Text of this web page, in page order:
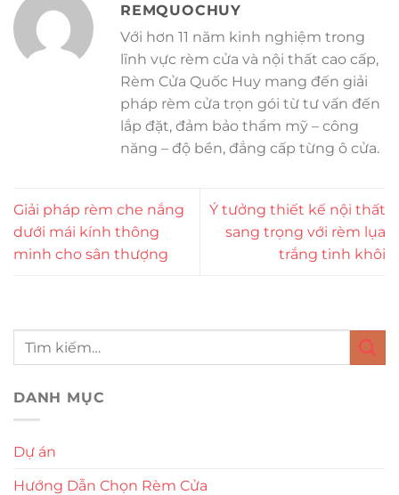
REMQUOCHUY
Với hơn 11 năm kinh nghiệm trong
lĩnh vực rèm cửa và nội thất cao cấp,
Rèm Cửa Quốc Huy mang đến giải
pháp rèm cửa trọn gói từ tư vấn đến
lắp đặt, đảm bảo thẩm mỹ – công
năng – độ bền, đẳng cấp từng ô cửa.
Giải pháp rèm che nắng
dưới mái kính thông
minh cho sân thượng
Ý tưởng thiết kế nội thất
sang trọng với rèm lụa
trắng tinh khôi
DANH MỤC
Dự án
Hướng Dẫn Chọn Rèm Cửa